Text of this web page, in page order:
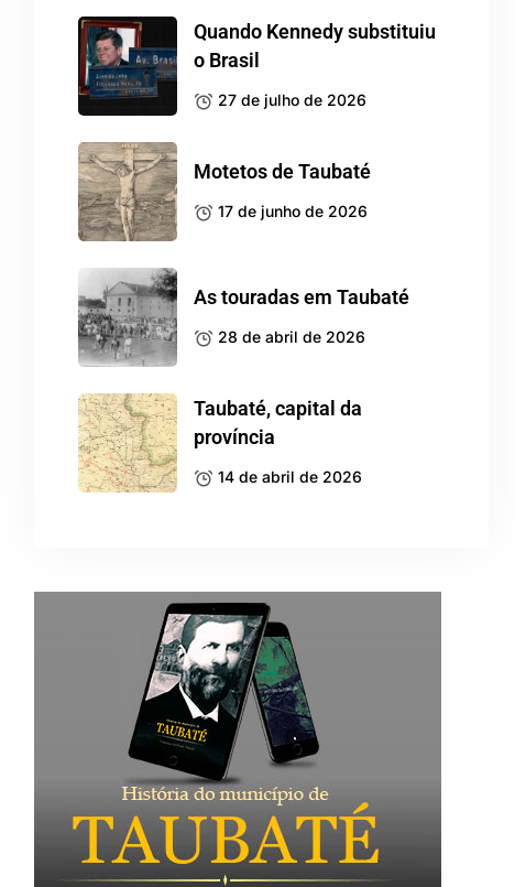
Quando Kennedy substituiu
o Brasil
27 de julho de 2026
Motetos de Taubaté
17 de junho de 2026
As touradas em Taubaté
28 de abril de 2026
Taubaté, capital da
província
14 de abril de 2026